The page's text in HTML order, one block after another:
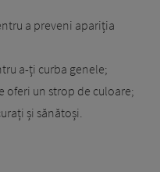
a preveni apariția
a-ți curba genele;
oferi un strop de culoare;
și sănătoși.